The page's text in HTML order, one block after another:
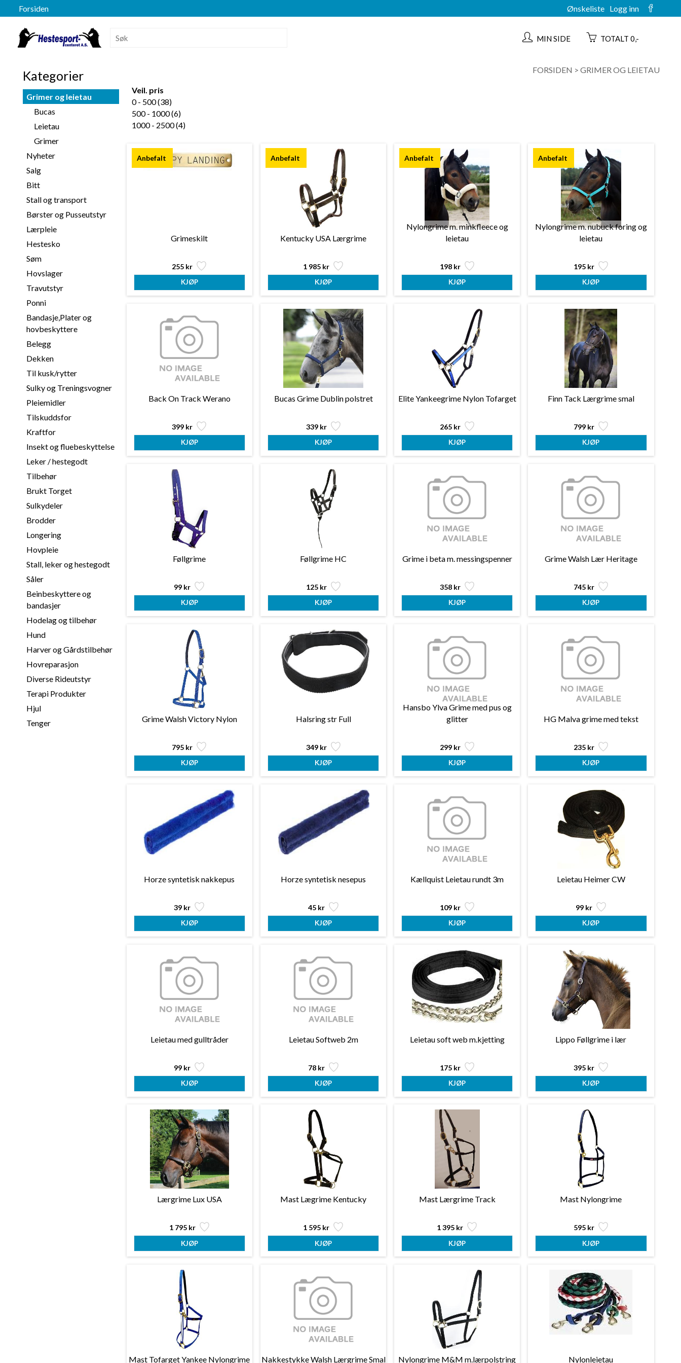
Forsiden Ønskeliste Logg inn
MIN SIDE TOTALT 0,-
Kategorier
Grimer og leietau
Bucas
Leietau
Grimer
Nyheter
Salg
Bitt
Stall og transport
Børster og Pusseutstyr
Lærpleie
Hestesko
Søm
Hovslager
Travutstyr
Ponni
Bandasje,Plater og
hovbeskyttere
Belegg
Dekken
Til kusk/rytter
Sulky og Treningsvogner
Pleiemidler
Tilskuddsfor
Kraftfor
Insekt og fluebeskyttelse
Leker / hestegodt
Tilbehør
Brukt Torget
Sulkydeler
Brodder
Longering
Hovpleie
Stall, leker og hestegodt
Såler
Beinbeskyttere og
bandasjer
Hodelag og tilbehør
Hund
Harver og Gårdstilbehør
Hovreparasjon
Diverse Rideutstyr
Terapi Produkter
Hjul
Tenger
FORSIDEN > GRIMER OG LEIETAU
Veil. pris
0 - 500 (38)
500 - 1000 (6)
1000 - 2500 (4)
Grimeskilt
255 kr
Kentucky USA Lærgrime
1 985 kr
Nylongrime m. minkfleece og
leietau
198 kr
Nylongrime m. nubuck foring og
leietau
195 kr
Back On Track Werano
399 kr
Bucas Grime Dublin polstret
339 kr
Elite Yankeegrime Nylon Tofarget
265 kr
Finn Tack Lærgrime smal
799 kr
Føllgrime
99 kr
Føllgrime HC
125 kr
Grime i beta m. messingspenner
358 kr
Grime Walsh Lær Heritage
745 kr
Grime Walsh Victory Nylon
795 kr
Halsring str Full
349 kr
Hansbo Ylva Grime med pus og
glitter
299 kr
HG Malva grime med tekst
235 kr
Horze syntetisk nakkepus
39 kr
Horze syntetisk nesepus
45 kr
Kællquist Leietau rundt 3m
109 kr
Leietau Heimer CW
99 kr
Leietau med gulltråder
99 kr
Leietau Softweb 2m
78 kr
Leietau soft web m.kjetting
175 kr
Lippo Føllgrime i lær
395 kr
Lærgrime Lux USA
1 795 kr
Mast Lægrime Kentucky
1 595 kr
Mast Lærgrime Track
1 395 kr
Mast Nylongrime
595 kr
Mast Tofarget Yankee Nylongrime Nakkestykke Walsh Lærgrime Smal Nylongrime M&M m.lærpolstring Nylonleietau